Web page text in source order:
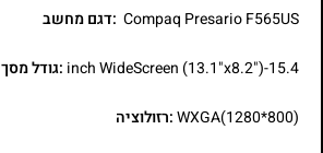
Compaq Presario F565US :דגם מחשב
15.4-inch WideScreen (13.1"x8.2") :גודל מסך
WXGA(1280*800):רזולוציה